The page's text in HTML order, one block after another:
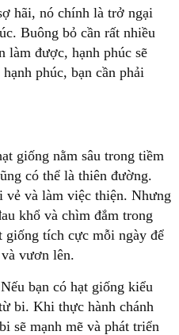
hãi, nó chính là trở ngại
Buông bỏ cần rất nhiều
làm được, hạnh phúc sẽ
phúc, bạn cần phải
giống nằm sâu trong tiềm
có thể là thiên đường.
vẻ và làm việc thiện. Nhưng
khổ và chìm đắm trong
giống tích cực mỗi ngày để
vươn lên.
bạn có hạt giống kiểu
bi. Khi thực hành chánh
sẽ mạnh mẽ và phát triển